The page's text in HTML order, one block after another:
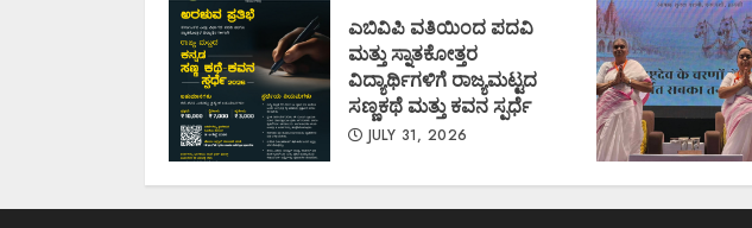
AUGUST 7, 2026
ಎಬಿವಿಪಿ ವತಿಯಿಂದ ಪದವಿ
ಮತ್ತು ಸ್ನಾತಕೋತ್ತರ
ವಿದ್ಯಾರ್ಥಿಗಳಿಗೆ ರಾಜ್ಯಮಟ್ಟದ
ಸಣ್ಣಕಥೆ ಮತ್ತು ಕವನ ಸ್ಪರ್ಧೆ
JULY 31, 2026